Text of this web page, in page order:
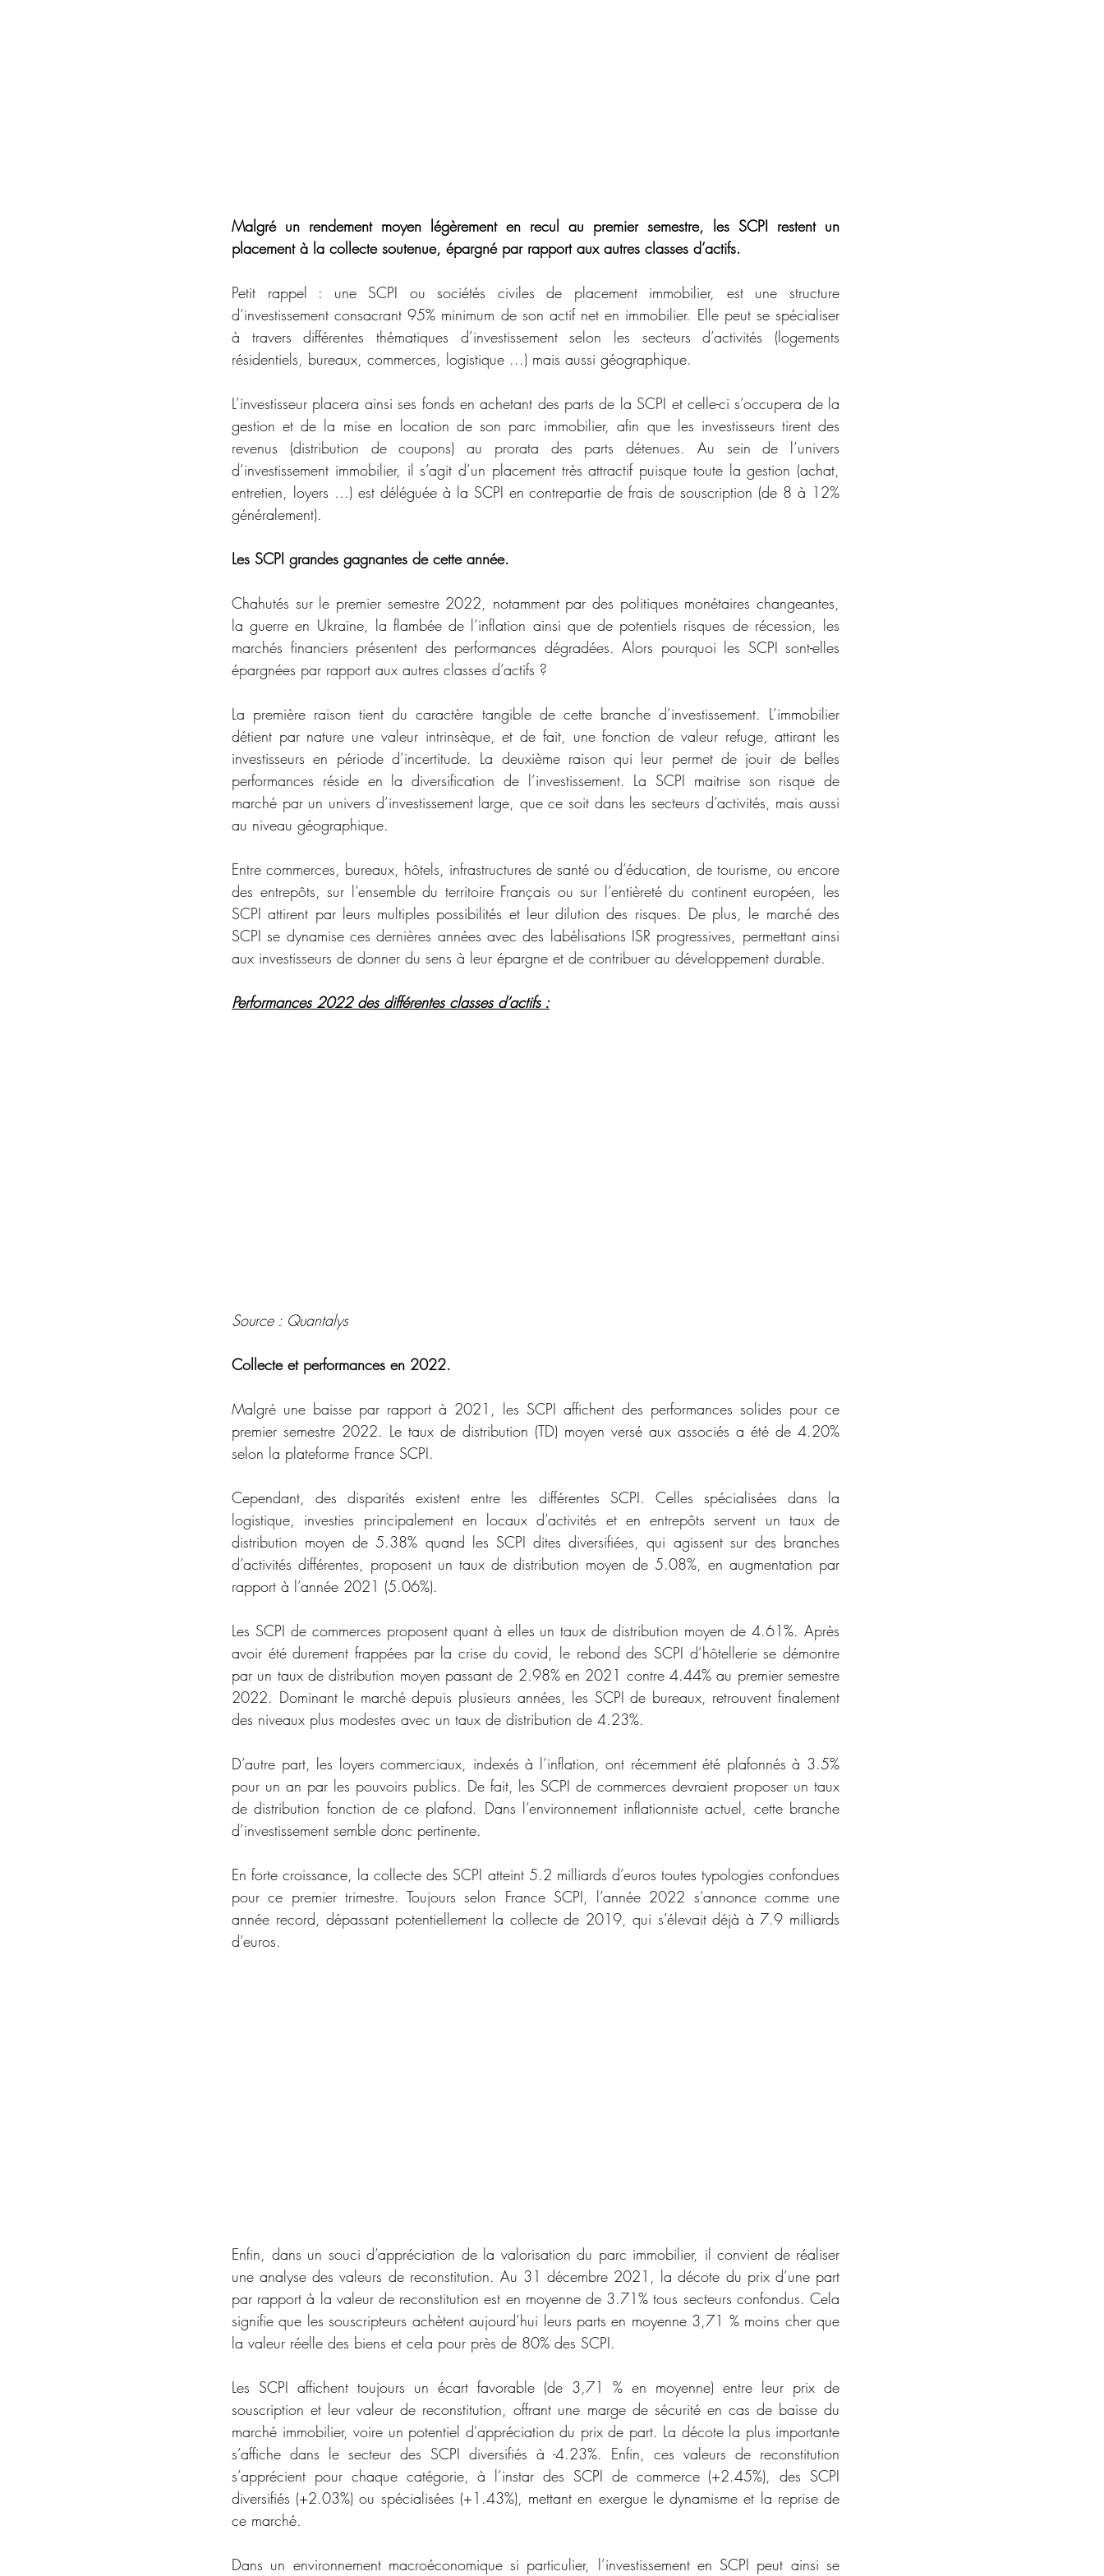
Malgré un rendement moyen légèrement en recul au premier semestre, les SCPI restent un
placement à la collecte soutenue, épargné par rapport aux autres classes d’actifs.
Petit rappel : une SCPI ou sociétés civiles de placement immobilier, est une structure
d’investissement consacrant 95% minimum de son actif net en immobilier. Elle peut se spécialiser
à travers différentes thématiques d’investissement selon les secteurs d’activités (logements
résidentiels, bureaux, commerces, logistique ...) mais aussi géographique.
L’investisseur placera ainsi ses fonds en achetant des parts de la SCPI et celle-ci s’occupera de la
gestion et de la mise en location de son parc immobilier, afin que les investisseurs tirent des
revenus (distribution de coupons) au prorata des parts détenues. Au sein de l’univers
d’investissement immobilier, il s’agit d’un placement très attractif puisque toute la gestion (achat,
entretien, loyers …) est déléguée à la SCPI en contrepartie de frais de souscription (de 8 à 12%
généralement).
Les SCPI grandes gagnantes de cette année.
Chahutés sur le premier semestre 2022, notamment par des politiques monétaires changeantes,
la guerre en Ukraine, la flambée de l’inflation ainsi que de potentiels risques de récession, les
marchés financiers présentent des performances dégradées. Alors pourquoi les SCPI sont-elles
épargnées par rapport aux autres classes d’actifs ?
La première raison tient du caractère tangible de cette branche d’investissement. L’immobilier
détient par nature une valeur intrinsèque, et de fait, une fonction de valeur refuge, attirant les
investisseurs en période d’incertitude. La deuxième raison qui leur permet de jouir de belles
performances réside en la diversification de l’investissement. La SCPI maitrise son risque de
marché par un univers d’investissement large, que ce soit dans les secteurs d’activités, mais aussi
au niveau géographique.
Entre commerces, bureaux, hôtels, infrastructures de santé ou d’éducation, de tourisme, ou encore
des entrepôts, sur l’ensemble du territoire Français ou sur l’entièreté du continent européen, les
SCPI attirent par leurs multiples possibilités et leur dilution des risques. De plus, le marché des
SCPI se dynamise ces dernières années avec des labélisations ISR progressives, permettant ainsi
aux investisseurs de donner du sens à leur épargne et de contribuer au développement durable.
Performances 2022 des différentes classes d’actifs :
Source : Quantalys
Collecte et performances en 2022.
Malgré une baisse par rapport à 2021, les SCPI affichent des performances solides pour ce
premier semestre 2022. Le taux de distribution (TD) moyen versé aux associés a été de 4.20%
selon la plateforme France SCPI.
Cependant, des disparités existent entre les différentes SCPI. Celles spécialisées dans la
logistique, investies principalement en locaux d’activités et en entrepôts servent un taux de
distribution moyen de 5.38% quand les SCPI dites diversifiées, qui agissent sur des branches
d’activités différentes, proposent un taux de distribution moyen de 5.08%, en augmentation par
rapport à l’année 2021 (5.06%).
Les SCPI de commerces proposent quant à elles un taux de distribution moyen de 4.61%. Après
avoir été durement frappées par la crise du covid, le rebond des SCPI d’hôtellerie se démontre
par un taux de distribution moyen passant de 2.98% en 2021 contre 4.44% au premier semestre
2022. Dominant le marché depuis plusieurs années, les SCPI de bureaux, retrouvent finalement
des niveaux plus modestes avec un taux de distribution de 4.23%.
D’autre part, les loyers commerciaux, indexés à l’inflation, ont récemment été plafonnés à 3.5%
pour un an par les pouvoirs publics. De fait, les SCPI de commerces devraient proposer un taux
de distribution fonction de ce plafond. Dans l’environnement inflationniste actuel, cette branche
d’investissement semble donc pertinente.
En forte croissance, la collecte des SCPI atteint 5.2 milliards d’euros toutes typologies confondues
pour ce premier trimestre. Toujours selon France SCPI, l’année 2022 s’annonce comme une
année record, dépassant potentiellement la collecte de 2019, qui s’élevait déjà à 7.9 milliards
d’euros.
Enfin, dans un souci d’appréciation de la valorisation du parc immobilier, il convient de réaliser
une analyse des valeurs de reconstitution. Au 31 décembre 2021, la décote du prix d’une part
par rapport à la valeur de reconstitution est en moyenne de 3.71% tous secteurs confondus. Cela
signifie que les souscripteurs achètent aujourd’hui leurs parts en moyenne 3,71 % moins cher que
la valeur réelle des biens et cela pour près de 80% des SCPI.
Les SCPI affichent toujours un écart favorable (de 3,71 % en moyenne) entre leur prix de
souscription et leur valeur de reconstitution, offrant une marge de sécurité en cas de baisse du
marché immobilier, voire un potentiel d'appréciation du prix de part. La décote la plus importante
s’affiche dans le secteur des SCPI diversifiés à -4.23%. Enfin, ces valeurs de reconstitution
s’apprécient pour chaque catégorie, à l’instar des SCPI de commerce (+2.45%), des SCPI
diversifiés (+2.03%) ou spécialisées (+1.43%), mettant en exergue le dynamisme et la reprise de
ce marché.
Dans un environnement macroéconomique si particulier, l’investissement en SCPI peut ainsi se